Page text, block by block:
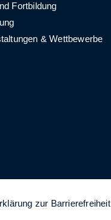
Fortbildung
& Wettbewerbe
zur Barrierefreiheit